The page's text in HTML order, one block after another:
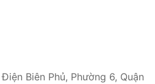
Điện Biên Phủ, Phường 6, Quận